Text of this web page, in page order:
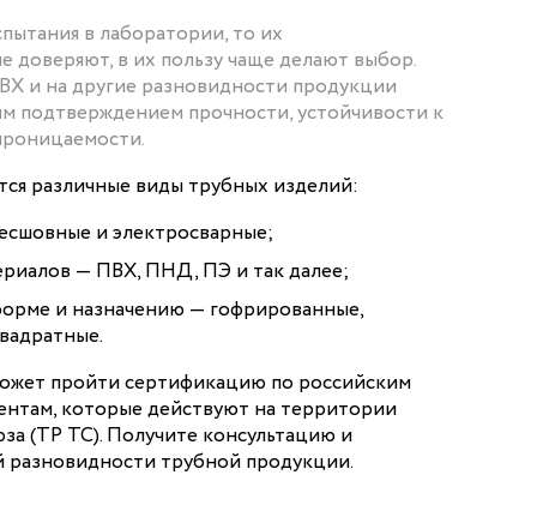
в лаборатории, то их
доверяют, в их пользу чаще делают выбор.
и на другие разновидности продукции
подтверждением прочности, устойчивости к
различные виды трубных изделий:
и электросварные;
— ПВХ, ПНД, ПЭ и так далее;
и назначению — гофрированные,
пройти сертификацию по российским
которые действуют на территории
(ТР ТС). Получите консультацию и
трубной продукции.